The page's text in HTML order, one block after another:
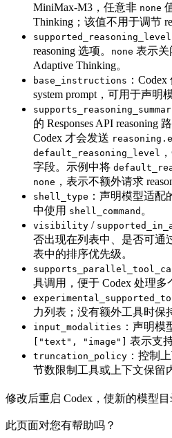
MiniMax-M3，任意非 none
Thinking；该值不用于调节
reasoning 选项。
none 表示关
Adaptive Thinking。
base_instructions ：
system prompt，可用于声明
的 Responses API reasoning
Codex 才会发送
default_reasoning_level
字段。示例中将
none ，表示不额外请求
shell_type ：声明模型适配
中使用 shell_command 。
visibility /
否出现在列表中、是否可通
表中的排序优先级。
具调用，便于 Codex 处理多
力列表；没有额外工具时保
input_modalities ：声明模
["text", "image"] 表示支
truncation_policy ：控制
节数限制工具或上下文保留
修改后重启 Codex，使新的模型目
此页面对您有帮助吗？